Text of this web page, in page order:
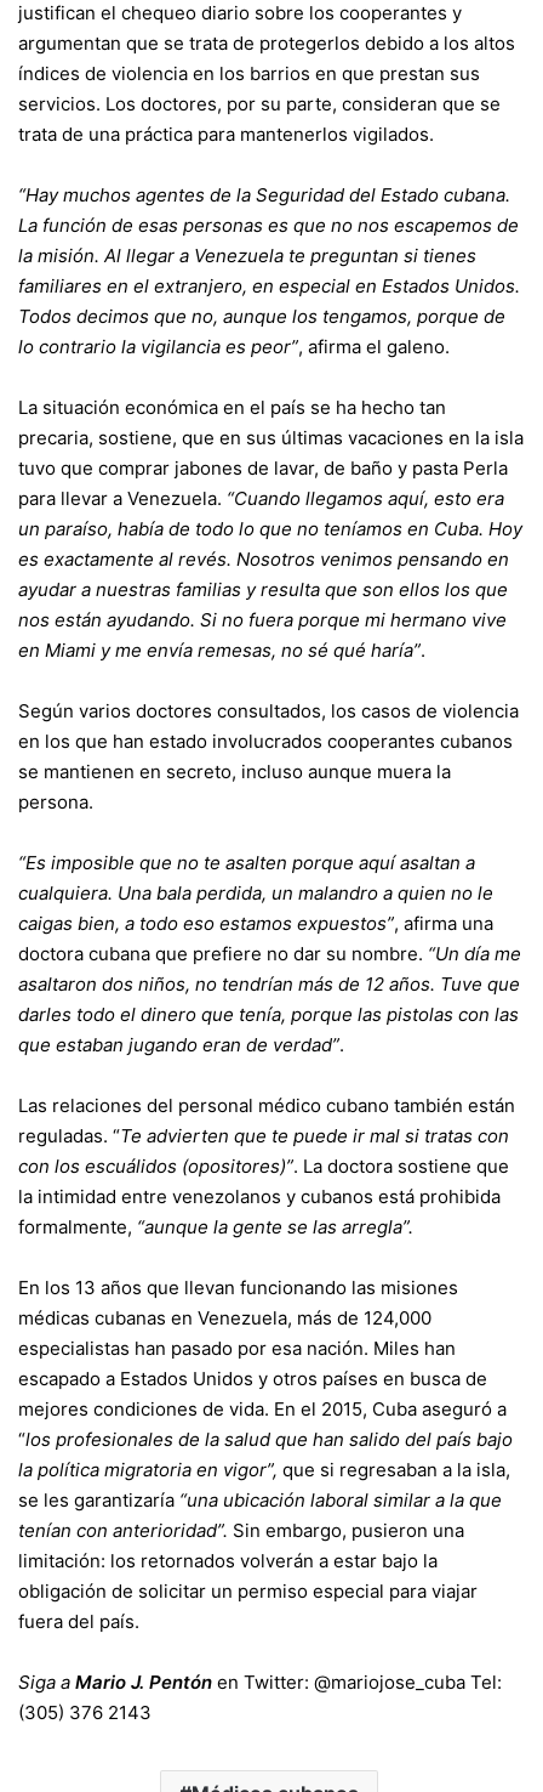
justifican el chequeo diario sobre los cooperantes y
argumentan que se trata de protegerlos debido a los altos
índices de violencia en los barrios en que prestan sus
servicios. Los doctores, por su parte, consideran que se
trata de una práctica para mantenerlos vigilados.
“Hay muchos agentes de la Seguridad del Estado cubana.
La función de esas personas es que no nos escapemos de
la misión. Al llegar a Venezuela te preguntan si tienes
familiares en el extranjero, en especial en Estados Unidos.
Todos decimos que no, aunque los tengamos, porque de
lo contrario la vigilancia es peor”, afirma el galeno.
La situación económica en el país se ha hecho tan
precaria, sostiene, que en sus últimas vacaciones en la isla
tuvo que comprar jabones de lavar, de baño y pasta Perla
para llevar a Venezuela. “Cuando llegamos aquí, esto era
un paraíso, había de todo lo que no teníamos en Cuba. Hoy
es exactamente al revés. Nosotros venimos pensando en
ayudar a nuestras familias y resulta que son ellos los que
nos están ayudando. Si no fuera porque mi hermano vive
en Miami y me envía remesas, no sé qué haría”.
Según varios doctores consultados, los casos de violencia
en los que han estado involucrados cooperantes cubanos
se mantienen en secreto, incluso aunque muera la
persona.
“Es imposible que no te asalten porque aquí asaltan a
cualquiera. Una bala perdida, un malandro a quien no le
caigas bien, a todo eso estamos expuestos”, afirma una
doctora cubana que prefiere no dar su nombre. “Un día me
asaltaron dos niños, no tendrían más de 12 años. Tuve que
darles todo el dinero que tenía, porque las pistolas con las
que estaban jugando eran de verdad”.
Las relaciones del personal médico cubano también están
reguladas. “Te advierten que te puede ir mal si tratas con
con los escuálidos (opositores)”. La doctora sostiene que
la intimidad entre venezolanos y cubanos está prohibida
formalmente, “aunque la gente se las arregla”.
En los 13 años que llevan funcionando las misiones
médicas cubanas en Venezuela, más de 124,000
especialistas han pasado por esa nación. Miles han
escapado a Estados Unidos y otros países en busca de
mejores condiciones de vida. En el 2015, Cuba aseguró a
“los profesionales de la salud que han salido del país bajo
la política migratoria en vigor”, que si regresaban a la isla,
se les garantizaría “una ubicación laboral similar a la que
tenían con anterioridad”. Sin embargo, pusieron una
limitación: los retornados volverán a estar bajo la
obligación de solicitar un permiso especial para viajar
fuera del país.
Siga a Mario J. Pentón en Twitter: @mariojose_cuba Tel:
(305) 376 2143